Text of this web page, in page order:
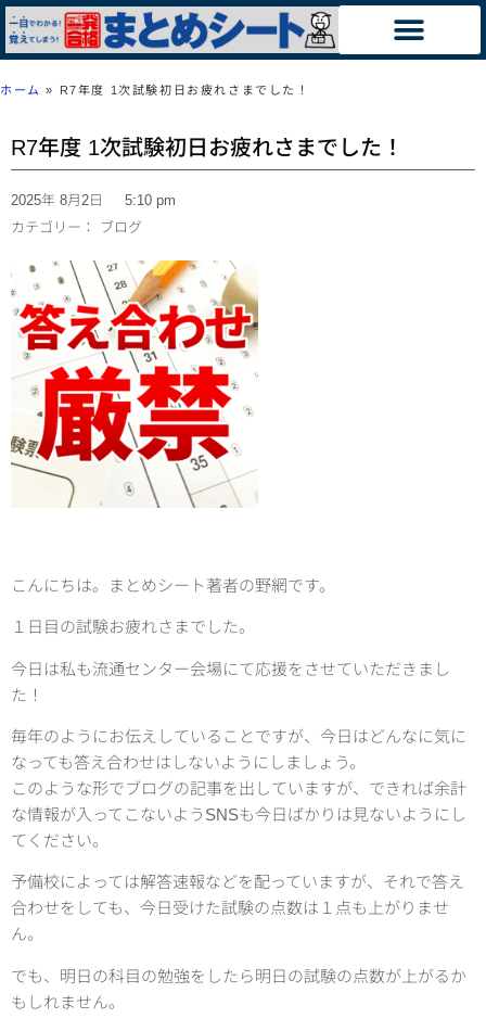
ホーム » R7年度 1次試験初日お疲れさまでした！
R7年度 1次試験初日お疲れさまでした！
2025年 8月2日
5:10 pm
カテゴリー：
ブログ
こんにちは。まとめシート著者の野網です。
１日目の試験お疲れさまでした。
今日は私も流通センター会場にて応援をさせていただきまし
た！
毎年のようにお伝えしていることですが、今日はどんなに気に
なっても答え合わせはしないようにしましょう。
このような形でブログの記事を出していますが、できれば余計
な情報が入ってこないようSNSも今日ばかりは見ないようにし
てください。
予備校によっては解答速報などを配っていますが、それで答え
合わせをしても、今日受けた試験の点数は１点も上がりませ
ん。
でも、明日の科目の勉強をしたら明日の試験の点数が上がるか
もしれません。